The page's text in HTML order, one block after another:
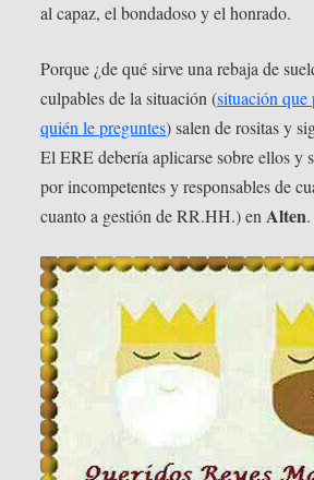
al capaz, el bondadoso y el honrado.
Porque ¿de qué sirve una rebaja de
culpables de la situación (situación que
quién le preguntes) salen de rositas y
El ERE debería aplicarse sobre ellos y
por incompetentes y responsables de
cuanto a gestión de RR.HH.) en Alten.